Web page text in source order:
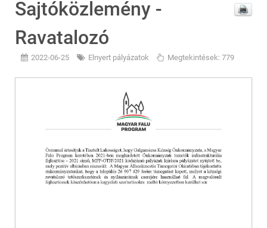
Sajtóközlemény -
Ravatalozó
2022-06-25 Elnyert pályázatok Megtekintések: 779